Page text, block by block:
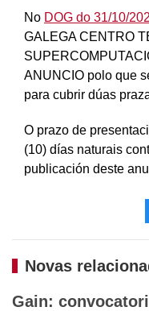
No DOG do 31/10/
GALEGA CENTRO
ANUNCIO polo que
para cubrir dúas
O prazo de
(10) días naturais
publicación deste
Novas
Gain: